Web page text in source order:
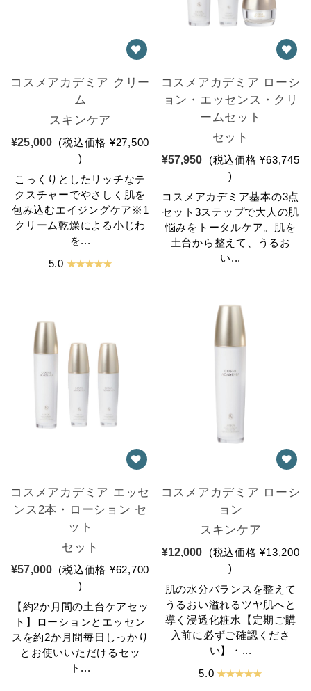
コスメアカデミア クリー
ム
スキンケア
¥25,000 (税込価格 ¥27,500
)
こっくりとしたリッチなテ
クスチャーでやさしく肌を
包み込むエイジングケア※1
クリーム乾燥による小じわ
を...
5.0 ★ ★ ★ ★ ★
コスメアカデミア ローシ
ョン・エッセンス・クリ
ームセット
セット
¥57,950 (税込価格 ¥63,745
)
コスメアカデミア基本の3点
セット3ステップで大人の肌
悩みをトータルケア。肌を
土台から整えて、うるお
い...
コスメアカデミア エッセ
ンス2本・ローション セ
ット
セット
¥57,000 (税込価格 ¥62,700
)
【約2か月間の土台ケアセッ
ト】ローションとエッセン
スを約2か月間毎日しっかり
とお使いいただけるセッ
ト...
コスメアカデミア ローシ
ョン
スキンケア
¥12,000 (税込価格 ¥13,200
)
肌の水分バランスを整えて
うるおい溢れるツヤ肌へと
導く浸透化粧水【定期ご購
入前に必ずご確認くださ
い】・...
5.0 ★ ★ ★ ★ ★